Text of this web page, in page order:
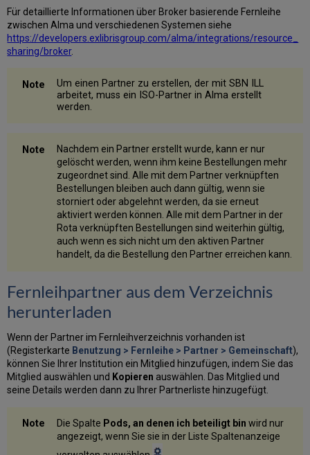
Für detaillierte Informationen über Broker basierende Fernleihe
zwischen Alma und verschiedenen Systemen siehe
https://developers.exlibrisgroup.com/alma/integrations/resource_
sharing/broker.
Um einen Partner zu erstellen, der mit SBN ILL
arbeitet, muss ein ISO-Partner in Alma erstellt
werden.
Nachdem ein Partner erstellt wurde, kann er nur
gelöscht werden, wenn ihm keine Bestellungen mehr
zugeordnet sind. Alle mit dem Partner verknüpften
Bestellungen bleiben auch dann gültig, wenn sie
storniert oder abgelehnt werden, da sie erneut
aktiviert werden können. Alle mit dem Partner in der
Rota verknüpften Bestellungen sind weiterhin gültig,
auch wenn es sich nicht um den aktiven Partner
handelt, da die Bestellung den Partner erreichen kann.
Fernleihpartner aus dem Verzeichnis
herunterladen
Wenn der Partner im Fernleihverzeichnis vorhanden ist
(Registerkarte Benutzung > Fernleihe > Partner > Gemeinschaft),
können Sie Ihrer Institution ein Mitglied hinzufügen, indem Sie das
Mitglied auswählen und Kopieren auswählen. Das Mitglied und
seine Details werden dann zu Ihrer Partnerliste hinzugefügt.
Die Spalte Pods, an denen ich beteiligt bin wird nur
angezeigt, wenn Sie sie in der Liste Spaltenanzeige